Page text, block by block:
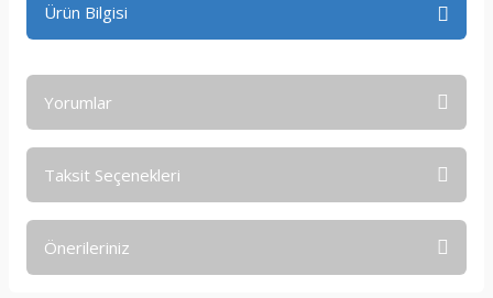
Ürün Bilgisi
Yorumlar
Taksit Seçenekleri
Önerileriniz